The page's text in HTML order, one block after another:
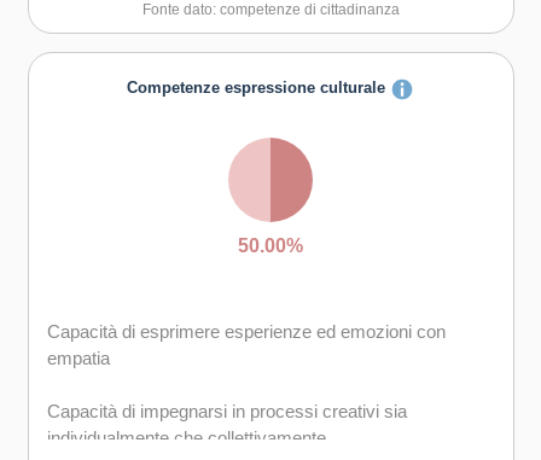
Fonte dato: competenze di cittadinanza
Competenze espressione culturale
50.00%
Capacità di esprimere esperienze ed emozioni con
empatia
Capacità di impegnarsi in processi creativi sia
individualmente che collettivamente